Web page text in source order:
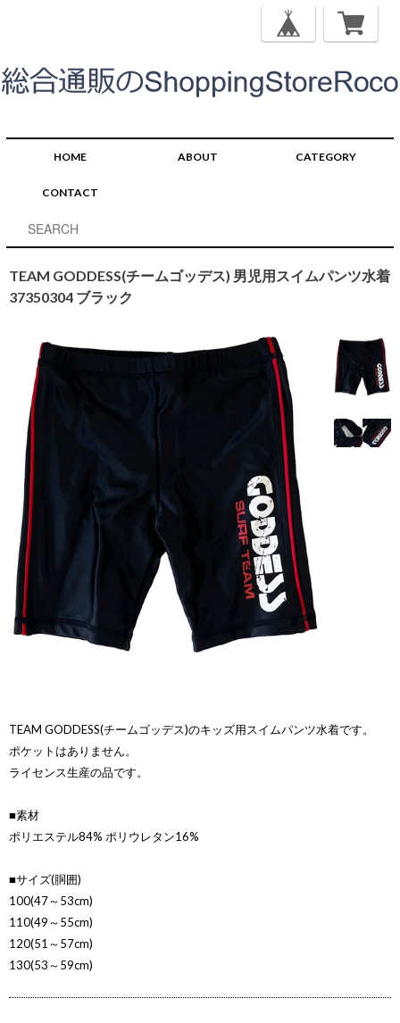
HOME ABOUT CATEGORY
CONTACT
TEAM GODDESS(チームゴッデス) 男児用スイムパンツ水着
37350304 ブラック
TEAM GODDESS(チームゴッデス)のキッズ用スイムパンツ水着です。
ポケットはありません。
ライセンス生産の品です。
■素材
ポリエステル84% ポリウレタン16%
■サイズ(胴囲)
100(47～53cm)
110(49～55cm)
120(51～57cm)
130(53～59cm)